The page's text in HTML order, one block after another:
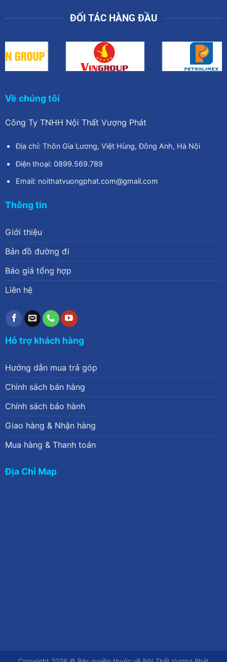
ĐỐI TÁC HÀNG ĐẦU
Về chúng tôi
Công Ty TNHH Nội Thất Vượng Phát
Địa chỉ: Thôn Gia Lương, Việt Hùng, Đông Anh, Hà Nội
Điện thoại: 0899.569.789
Email: noithatvuongphat.com@gmail.com
Thông tin
Giới thiệu
Bản đồ đường đi
Báo giá tổng hợp
Liên hệ
Hỗ trợ khách hàng
Hướng dẫn mua trả góp
Chính sách bán hàng
Chính sách bảo hành
Giao hàng & Nhận hàng
Mua hàng & Thanh toán
Địa Chỉ Map